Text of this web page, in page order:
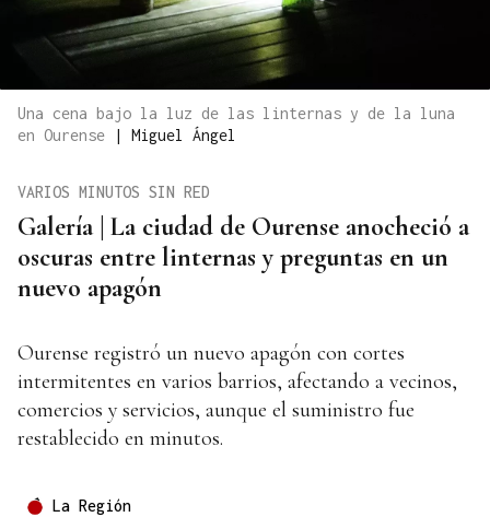
Una cena bajo la luz de las linternas y de la luna
en Ourense
| Miguel Ángel
Galería | La ciudad de Ourense anocheció a
oscuras entre linternas y preguntas en un
nuevo apagón
VARIOS MINUTOS SIN RED
Ourense registró un nuevo apagón con cortes
intermitentes en varios barrios, afectando a vecinos,
comercios y servicios, aunque el suministro fue
restablecido en minutos.
La Región